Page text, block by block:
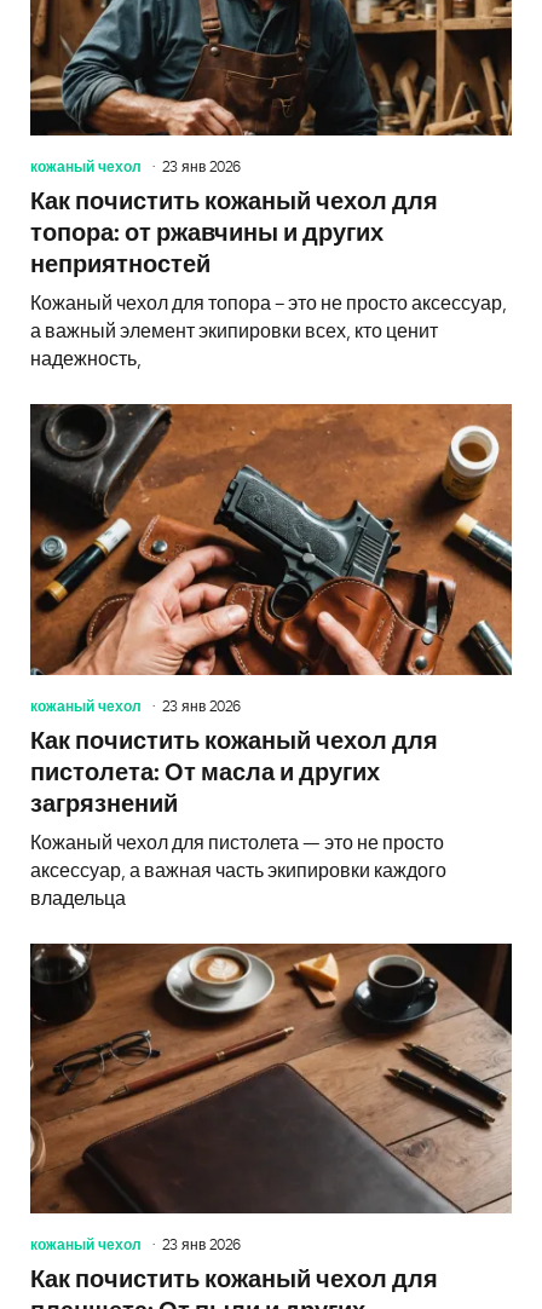
кожаный чехол 23 янв 2026
Как почистить кожаный чехол для
топора: от ржавчины и других
неприятностей
Кожаный чехол для топора – это не просто аксессуар,
а важный элемент экипировки всех, кто ценит
надежность,
кожаный чехол 23 янв 2026
Как почистить кожаный чехол для
пистолета: От масла и других
загрязнений
Кожаный чехол для пистолета — это не просто
аксессуар, а важная часть экипировки каждого
владельца
кожаный чехол 23 янв 2026
Как почистить кожаный чехол для